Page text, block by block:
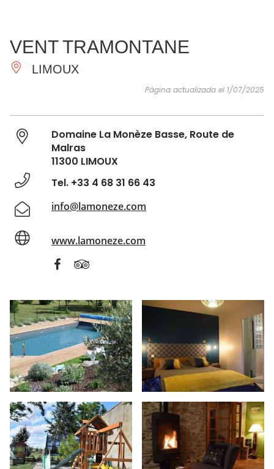
IMPRESCINDIBLES
HACER
INSPIRACIONES
VENT TRAMONTANE
LIMOUX
Página actualizada el 1/07/2025
Domaine La Monèze Basse, Route de
Malras
11300 LIMOUX
Tel. +33 4 68 31 66 43
info@lamoneze.com
www.lamoneze.com